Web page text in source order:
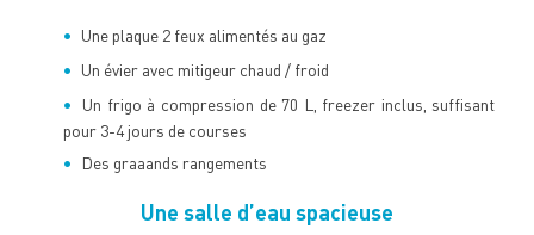
Une plaque 2 feux alimentés au gaz
Un évier avec mitigeur chaud / froid
Un frigo à compression de 70 L, freezer inclus, suffisant
pour 3-4 jours de courses
Des graaands rangements
Une salle d’eau spacieuse